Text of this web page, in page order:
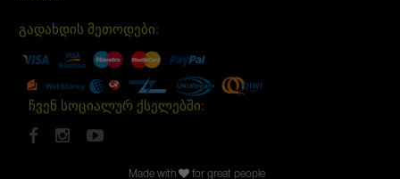
Made with for great people
გადახდის მეთოდები:
ჩვენ სოციალურ ქსელებში: